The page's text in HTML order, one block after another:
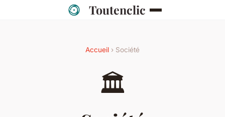
Toutenclic
Accueil › Société
🏛️